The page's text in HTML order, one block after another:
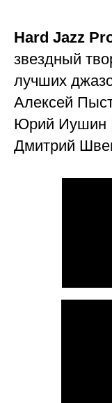
Hard Jazz
звездный
лучших
Алексей
Юрий Иушин
Дмитрий